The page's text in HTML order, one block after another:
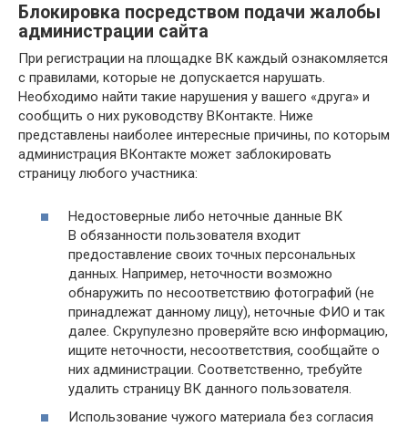
Блокировка посредством подачи жалобы
администрации сайта
При регистрации на площадке ВК каждый ознакомляется
с правилами, которые не допускается нарушать.
Необходимо найти такие нарушения у вашего «друга» и
сообщить о них руководству ВКонтакте. Ниже
представлены наиболее интересные причины, по которым
администрация ВКонтакте может заблокировать
страницу любого участника:
Недостоверные либо неточные данные ВК
В обязанности пользователя входит
предоставление своих точных персональных
данных. Например, неточности возможно
обнаружить по несоответствию фотографий (не
принадлежат данному лицу), неточные ФИО и так
далее. Скрупулезно проверяйте всю информацию,
ищите неточности, несоответствия, сообщайте о
них администрации. Соответственно, требуйте
удалить страницу ВК данного пользователя.
Использование чужого материала без согласия